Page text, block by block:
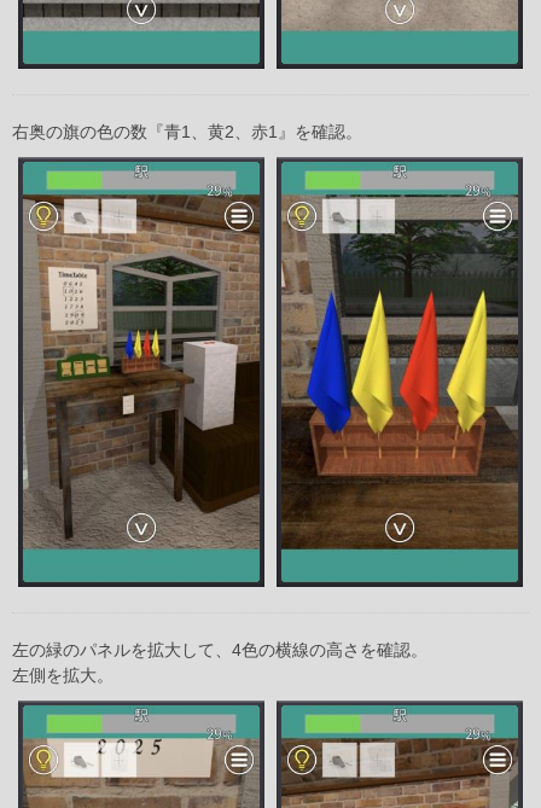
右奥の旗の色の数『青1、黄2、赤1』を確認。
左の緑のパネルを拡大して、4色の横線の高さを確認。
左側を拡大。